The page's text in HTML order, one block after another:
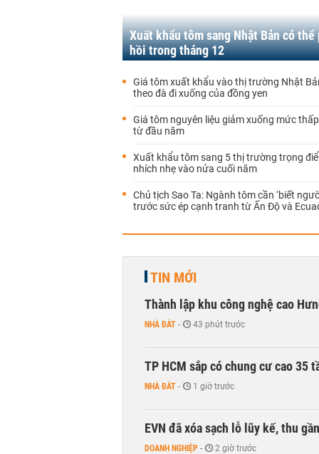
Xuất khẩu tôm sang Nhật Bản có thể
hồi trong tháng 12
Giá tôm xuất khẩu vào thị trường Nhật
theo đà đi xuống của đồng yen
Giá tôm nguyên liệu giảm xuống mức
từ đầu năm
Xuất khẩu tôm sang 5 thị trường trọng
nhích nhẹ vào nửa cuối năm
Chủ tịch Sao Ta: Ngành tôm cần ‘biết
trước sức ép cạnh tranh từ Ấn Độ và
TIN MỚI
Thành lập khu công nghệ cao
NHÀ ĐẤT - 43 phút trước
TP HCM sắp có chung cư cao 35
NHÀ ĐẤT - 1 giờ trước
EVN đã xóa sạch lỗ lũy kế, thu
DOANH NGHIỆP - 2 giờ trước